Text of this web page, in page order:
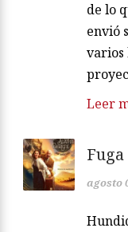
de lo
envió
varios
Leer
agosto